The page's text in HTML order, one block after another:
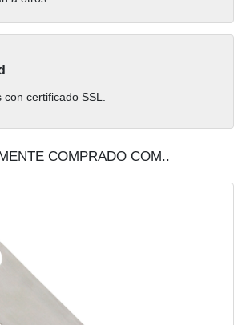
certificado SSL.
COMPRADO COM..